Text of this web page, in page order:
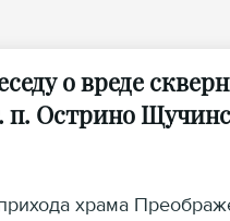
о вреде
п. Острино
храма